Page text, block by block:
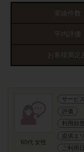
実績件数
平均評価
お客様満足
60代 女性
サービ
評価
利用頻度
提供エ
ご利用日